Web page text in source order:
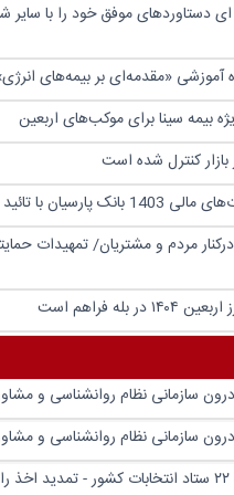
دستاوردهای موفق خود را با سایر
«مقدمه‌ای بر بیمه‌های
سینا برای موکب‌های اربعین
کنترل شده است
با تائید سهامداران
مردم و مشتریان/ تمهیدات
فراهم است
سازمانی نظام روانشناسی و
سازمانی نظام روانشناسی و